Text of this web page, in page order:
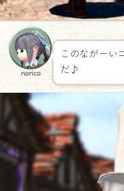
norico
このながーい
だ♪